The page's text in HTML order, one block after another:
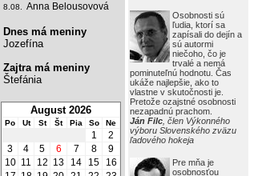
Osobnosti sú
ľudia, ktorí sa
zapísali do dejín a
sú autormi
niečoho, čo je
trvalé a nemá
pominuteľnú hodnotu. Čas
ukáže najlepšie, ako to
vlastne v skutočnosti je.
Pretože ozajstné osobnosti
nezapadnú prachom.
Ján Filc , člen Výkonného
výboru Slovenského zväzu
ľadového hokeja
Pre mňa je
osobnosťou
8.08. Anna Belousovová
Dnes má meniny
Jozefína
Zajtra má meniny
Štefánia
August 2026
Po Ut St Št Pia So Ne
1
2
3
4 5 6 7 8
9
10 11 12 13 14 15
16